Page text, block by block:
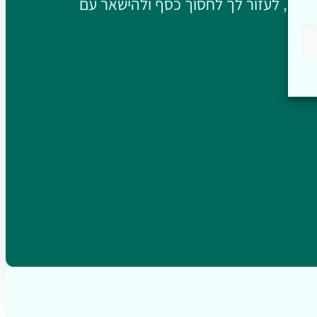
לעזור לך לחסוך כסף ולהישאר עם